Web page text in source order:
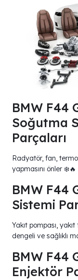
BMW F44
Soğutma
Parçaları
Radyatör, fan,
yapmasını önler ❄️🔥
BMW F44
Sistemi
Yakıt pompası,
dengeli ve sağlıklı
BMW F44
Enjektör